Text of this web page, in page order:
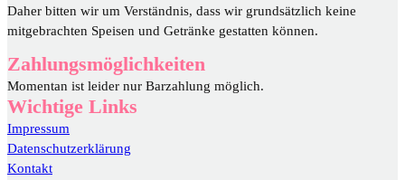
Daher bitten wir um Verständnis, dass wir grundsätzlich keine
mitgebrachten Speisen und Getränke gestatten können.
Zahlungsmöglichkeiten
Momentan ist leider nur Barzahlung möglich.
Wichtige Links
Impressum
Datenschutzerklärung
Kontakt